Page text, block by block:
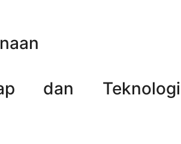
dan Teknologi